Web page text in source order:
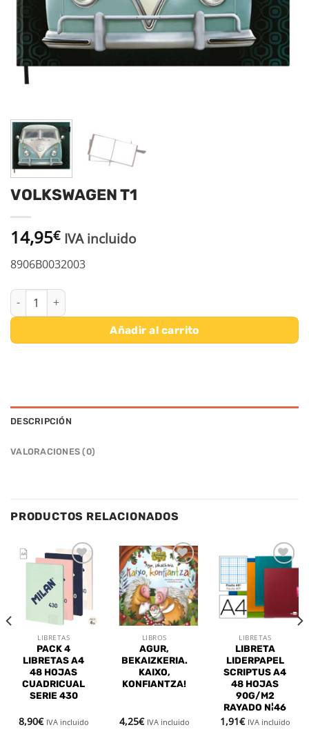
VOLKSWAGEN T1
14,95€ IVA incluido
8906B0032003
VOLKSWAGEN T1 cantidad
Añadir al carrito
DESCRIPCIÓN
VALORACIONES (0)
PRODUCTOS RELACIONADOS
Añadir
lista de
deseos
LIBRETAS
PACK 4
LIBRETAS A4
48 HOJAS
CUADRICUAL
SERIE 430
8,90€ IVA incluido
Añadir
a la
lista de
deseos
LIBROS
AGUR,
BEKAIZKERIA.
KAIXO,
KONFIANTZA!
4,25€ IVA incluido
LIBRETAS
LIBRETA
LIDERPAPEL
SCRIPTUS A4
48 HOJAS
90G/M2
RAYADO N¦46
1,91€ IVA incluido